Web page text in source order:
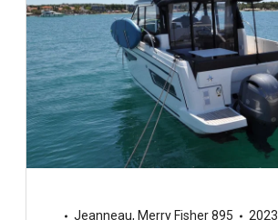
Jeanneau, Merry Fisher 895 2023